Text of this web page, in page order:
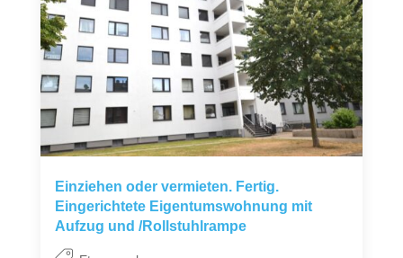
Einziehen oder vermieten. Fertig.
Eingerichtete Eigentumswohnung mit
Aufzug und /Rollstuhlrampe